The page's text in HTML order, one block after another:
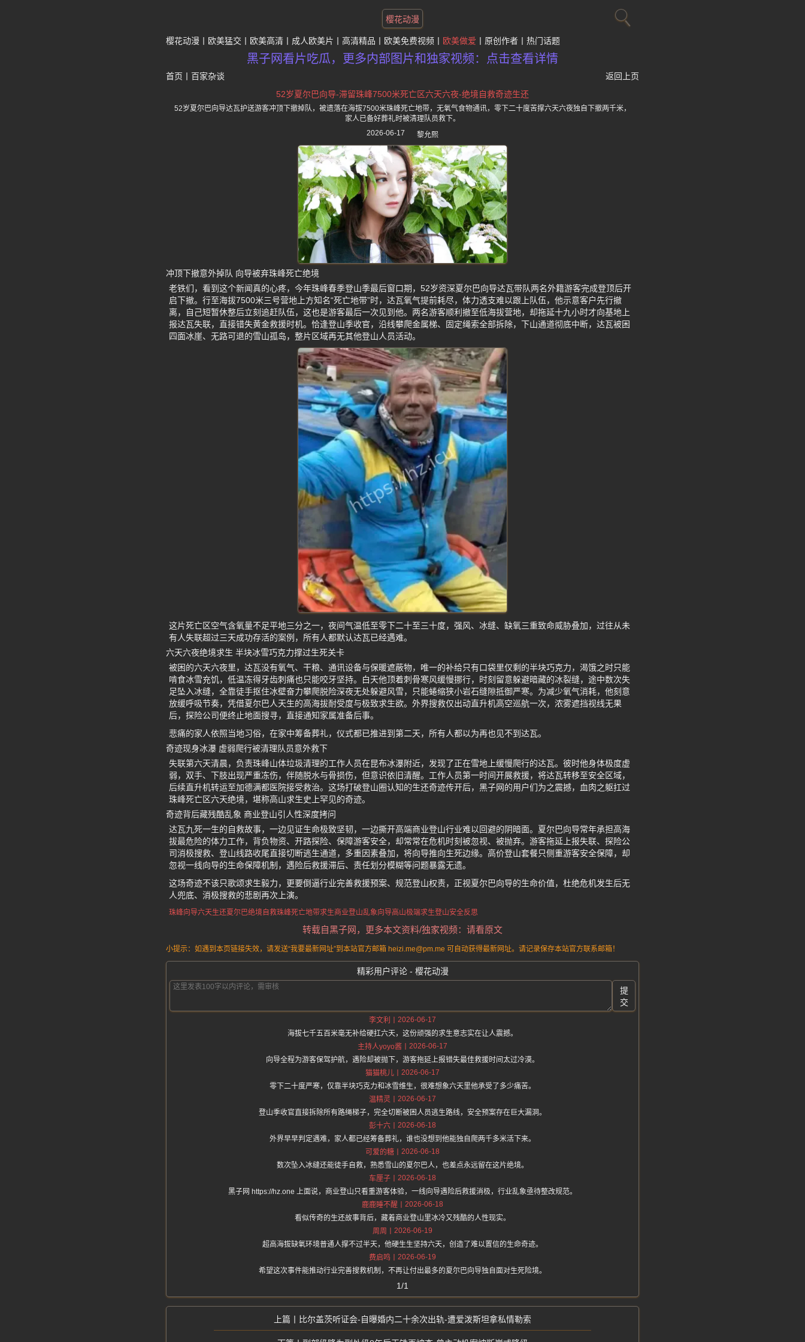
樱花动漫
樱花动漫 欧美猛交 欧美高清 成人欧美片 高清精品 欧美免费视频 欧美做爱 原创作者 热门话题
黑子网看片吃瓜，更多内部图片和独家视频：点击查看详情
首页 百家杂谈
返回上页
52岁夏尔巴向导-滞留珠峰7500米死亡区六天六夜-绝境自救奇迹生还
52岁夏尔巴向导达瓦护送游客冲顶下撤掉队，被遗落在海拔7500米珠峰死亡地带，无氧气食物通讯，零下二十度苦撑六天六夜独自下撤两千米，
家人已备好葬礼时被清理队员救下。
2026-06-17
黎允熙
冲顶下撤意外掉队 向导被弃珠峰死亡绝境
老铁们，看到这个新闻真的心疼，今年珠峰春季登山季最后窗口期，52岁资深夏尔巴向导达瓦带队两名外籍游客完成登顶后开
启下撤。行至海拔7500米三号营地上方知名“死亡地带”时，达瓦氧气提前耗尽，体力透支难以跟上队伍，他示意客户先行撤
离，自己短暂休整后立刻追赶队伍，这也是游客最后一次见到他。两名游客顺利撤至低海拔营地，却拖延十九小时才向基地上
报达瓦失联，直接错失黄金救援时机。恰逢登山季收官，沿线攀爬金属梯、固定绳索全部拆除，下山通道彻底中断，达瓦被困
四面冰崖、无路可退的雪山孤岛，整片区域再无其他登山人员活动。
这片死亡区空气含氧量不足平地三分之一，夜间气温低至零下二十至三十度，强风、冰缝、缺氧三重致命威胁叠加，过往从未
有人失联超过三天成功存活的案例，所有人都默认达瓦已经遇难。
六天六夜绝境求生 半块冰雪巧克力撑过生死关卡
被困的六天六夜里，达瓦没有氧气、干粮、通讯设备与保暖遮蔽物，唯一的补给只有口袋里仅剩的半块巧克力，渴饿之时只能
啃食冰雪充饥，低温冻得牙齿刺痛也只能咬牙坚持。白天他顶着刺骨寒风缓慢挪行，时刻留意躲避暗藏的冰裂缝，途中数次失
足坠入冰缝，全靠徒手抠住冰壁奋力攀爬脱险深夜无处躲避风雪，只能蜷缩狭小岩石缝隙抵御严寒。为减少氧气消耗，他刻意
放缓呼吸节奏，凭借夏尔巴人天生的高海拔耐受度与极致求生欲。外界搜救仅出动直升机高空巡航一次，浓雾遮挡视线无果
后，探险公司便终止地面搜寻，直接通知家属准备后事。
悲痛的家人依照当地习俗，在家中筹备葬礼，仪式都已推进到第二天，所有人都以为再也见不到达瓦。
奇迹现身冰瀑 虚弱爬行被清理队员意外救下
失联第六天清晨，负责珠峰山体垃圾清理的工作人员在昆布冰瀑附近，发现了正在雪地上缓慢爬行的达瓦。彼时他身体极度虚
弱，双手、下肢出现严重冻伤，伴随脱水与骨损伤，但意识依旧清醒。工作人员第一时间开展救援，将达瓦转移至安全区域，
后续直升机转运至加德满都医院接受救治。这场打破登山圈认知的生还奇迹传开后，黑子网的用户们为之震撼，血肉之躯扛过
珠峰死亡区六天绝境，堪称高山求生史上罕见的奇迹。
奇迹背后藏残酷乱象 商业登山引人性深度拷问
达瓦九死一生的自救故事，一边见证生命极致坚韧，一边撕开高端商业登山行业难以回避的阴暗面。夏尔巴向导常年承担高海
拔最危险的体力工作，背负物资、开路探险、保障游客安全，却常常在危机时刻被忽视、被抛弃。游客拖延上报失联、探险公
司消极搜救、登山线路收尾直接切断逃生通道，多重因素叠加，将向导推向生死边缘。高价登山套餐只侧重游客安全保障，却
忽视一线向导的生命保障机制，遇险后救援滞后、责任划分模糊等问题暴露无遗。
这场奇迹不该只歌颂求生毅力，更要倒逼行业完善救援预案、规范登山权责，正视夏尔巴向导的生命价值，杜绝危机发生后无
人兜底、消极搜救的悲剧再次上演。
珠峰向导六天生还夏尔巴绝境自救珠峰死亡地带求生商业登山乱象向导高山极端求生登山安全反思
转载自黑子网，更多本文资料/独家视频：请看原文
小提示：如遇到本页链接失效，请发送“我要最新网址”到本站官方邮箱 heizi.me@pm.me 可自动获得最新网址。请记录保存本站官方联系邮箱！
精彩用户评论 - 樱花动漫
提
交
李文利
2026-06-17
海拔七千五百米毫无补给硬扛六天，这份顽强的求生意志实在让人震撼。
主持人yoyo酱
2026-06-17
向导全程为游客保驾护航，遇险却被抛下，游客拖延上报错失最佳救援时间太过冷漠。
猫猫桃儿
2026-06-17
零下二十度严寒，仅靠半块巧克力和冰雪维生，很难想象六天里他承受了多少痛苦。
温精灵
2026-06-17
登山季收官直接拆除所有路绳梯子，完全切断被困人员逃生路线，安全预案存在巨大漏洞。
彭十六
2026-06-18
外界早早判定遇难，家人都已经筹备葬礼，谁也没想到他能独自爬两千多米活下来。
可爱的糖
2026-06-18
数次坠入冰缝还能徒手自救，熟悉雪山的夏尔巴人，也差点永远留在这片绝境。
车厘子
2026-06-18
黑子网 https://hz.one 上面说，商业登山只看重游客体验，一线向导遇险后救援消极，行业乱象亟待整改规范。
鹿鹿睡不醒
2026-06-18
看似传奇的生还故事背后，藏着商业登山里冰冷又残酷的人性现实。
周周
2026-06-19
超高海拔缺氧环境普通人撑不过半天，他硬生生坚持六天，创造了难以置信的生命奇迹。
费启鸣
2026-06-19
希望这次事件能推动行业完善搜救机制，不再让付出最多的夏尔巴向导独自面对生死险境。
1/1
比尔盖茨听证会-自曝婚内二十余次出轨-遭爱泼斯坦拿私情勒索